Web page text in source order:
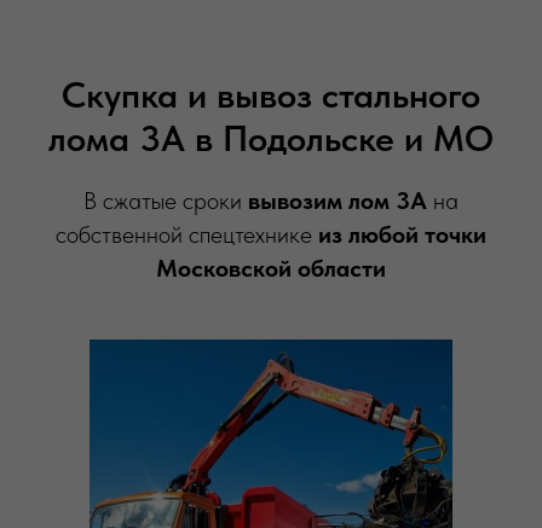
Скупка и вывоз стального
лома 3А в Подольске и МО
В сжатые сроки вывозим лом 3А на
собственной спецтехнике из любой точки
Московской области